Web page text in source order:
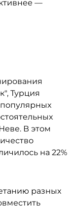
—
Турция
В этом
на 22%
разных